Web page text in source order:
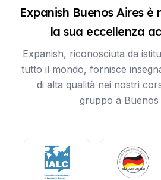
Expanish Buenos Aires
la sua eccellenza
Expanish, riconosciuta da
tutto il mondo, fornisce
di alta qualità nei nostri
gruppo a Buenos